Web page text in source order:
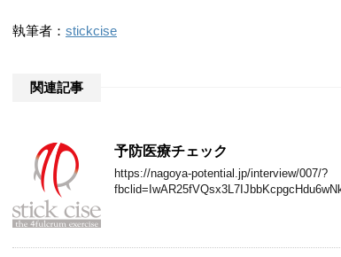
執筆者： stickcise
関連記事
予防医療チェック
https://nagoya-potential.jp/interview/007/?